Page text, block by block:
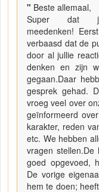
" Beste allemaal,
Super dat
meedenken!
verbaasd dat de
door al jullie
denken en zijn
gegaan.Daar
gesprek gehad.
vroeg veel over
geïnformeerd
karakter, reden
etc. We hebben
vragen
goed opgevoed,
De vorige
hem te doen;